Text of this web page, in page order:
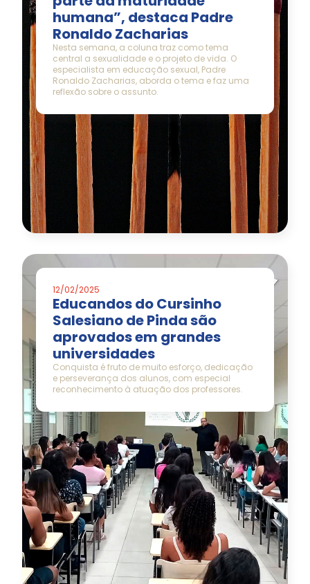
humana”, destaca Padre
Ronaldo Zacharias
Nesta semana, a coluna traz como tema
central a sexualidade e o projeto de vida. O
especialista em educação sexual, Padre
Ronaldo Zacharias, aborda o tema e faz uma
reflexão sobre o assunto.
12/02/2025
Educandos do Cursinho
Salesiano de Pinda são
aprovados em grandes
universidades
Conquista é fruto de muito esforço, dedicação
e perseverança dos alunos, com especial
reconhecimento à atuação dos professores.